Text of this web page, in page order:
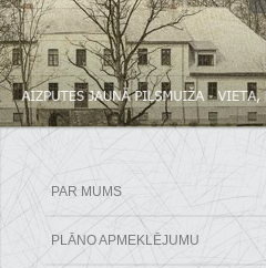
PAR MUMS
PLĀNO APMEKLĒJUMU